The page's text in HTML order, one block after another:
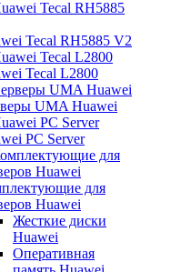
Tecal RH5885 V2
Tecal L2800
UMA Huawei
PC Server
для
Huawei
Жесткие диски
Huawei
Оперативная